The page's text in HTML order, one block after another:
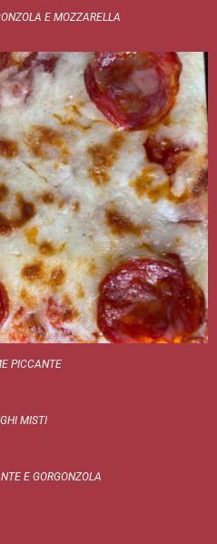
E MOZZARELLA
PICCANTE
MISTI
E GORGONZOLA